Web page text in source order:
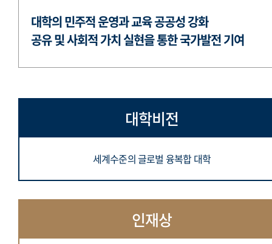
대학의 민주적 운영과 교육 공공성 강화
공유 및 사회적 가치 실현을 통한 국가발전 기여
대학비전
세계수준의 글로벌 융복합 대학
인재상